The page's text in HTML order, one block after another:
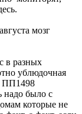
мозг
в разных
ублюдочная
ПП1498
надо было с
которые не